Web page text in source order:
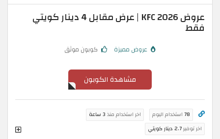
عروض KFC 2026 | عرض مقابل 4 دينار كويتي
فقط
عروض مميزة كوبون موثق
مشاهدة الكوبون
78 استخدام اليوم اخر استخدام منذ 3 ساعة
اخر توفير2.7 دينار كويتي